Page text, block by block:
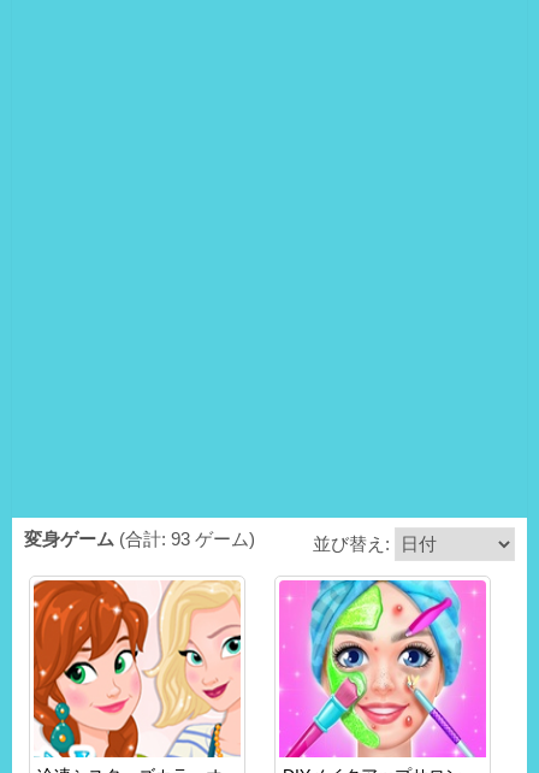
変身ゲーム (合計: 93 ゲーム) 並び替え: